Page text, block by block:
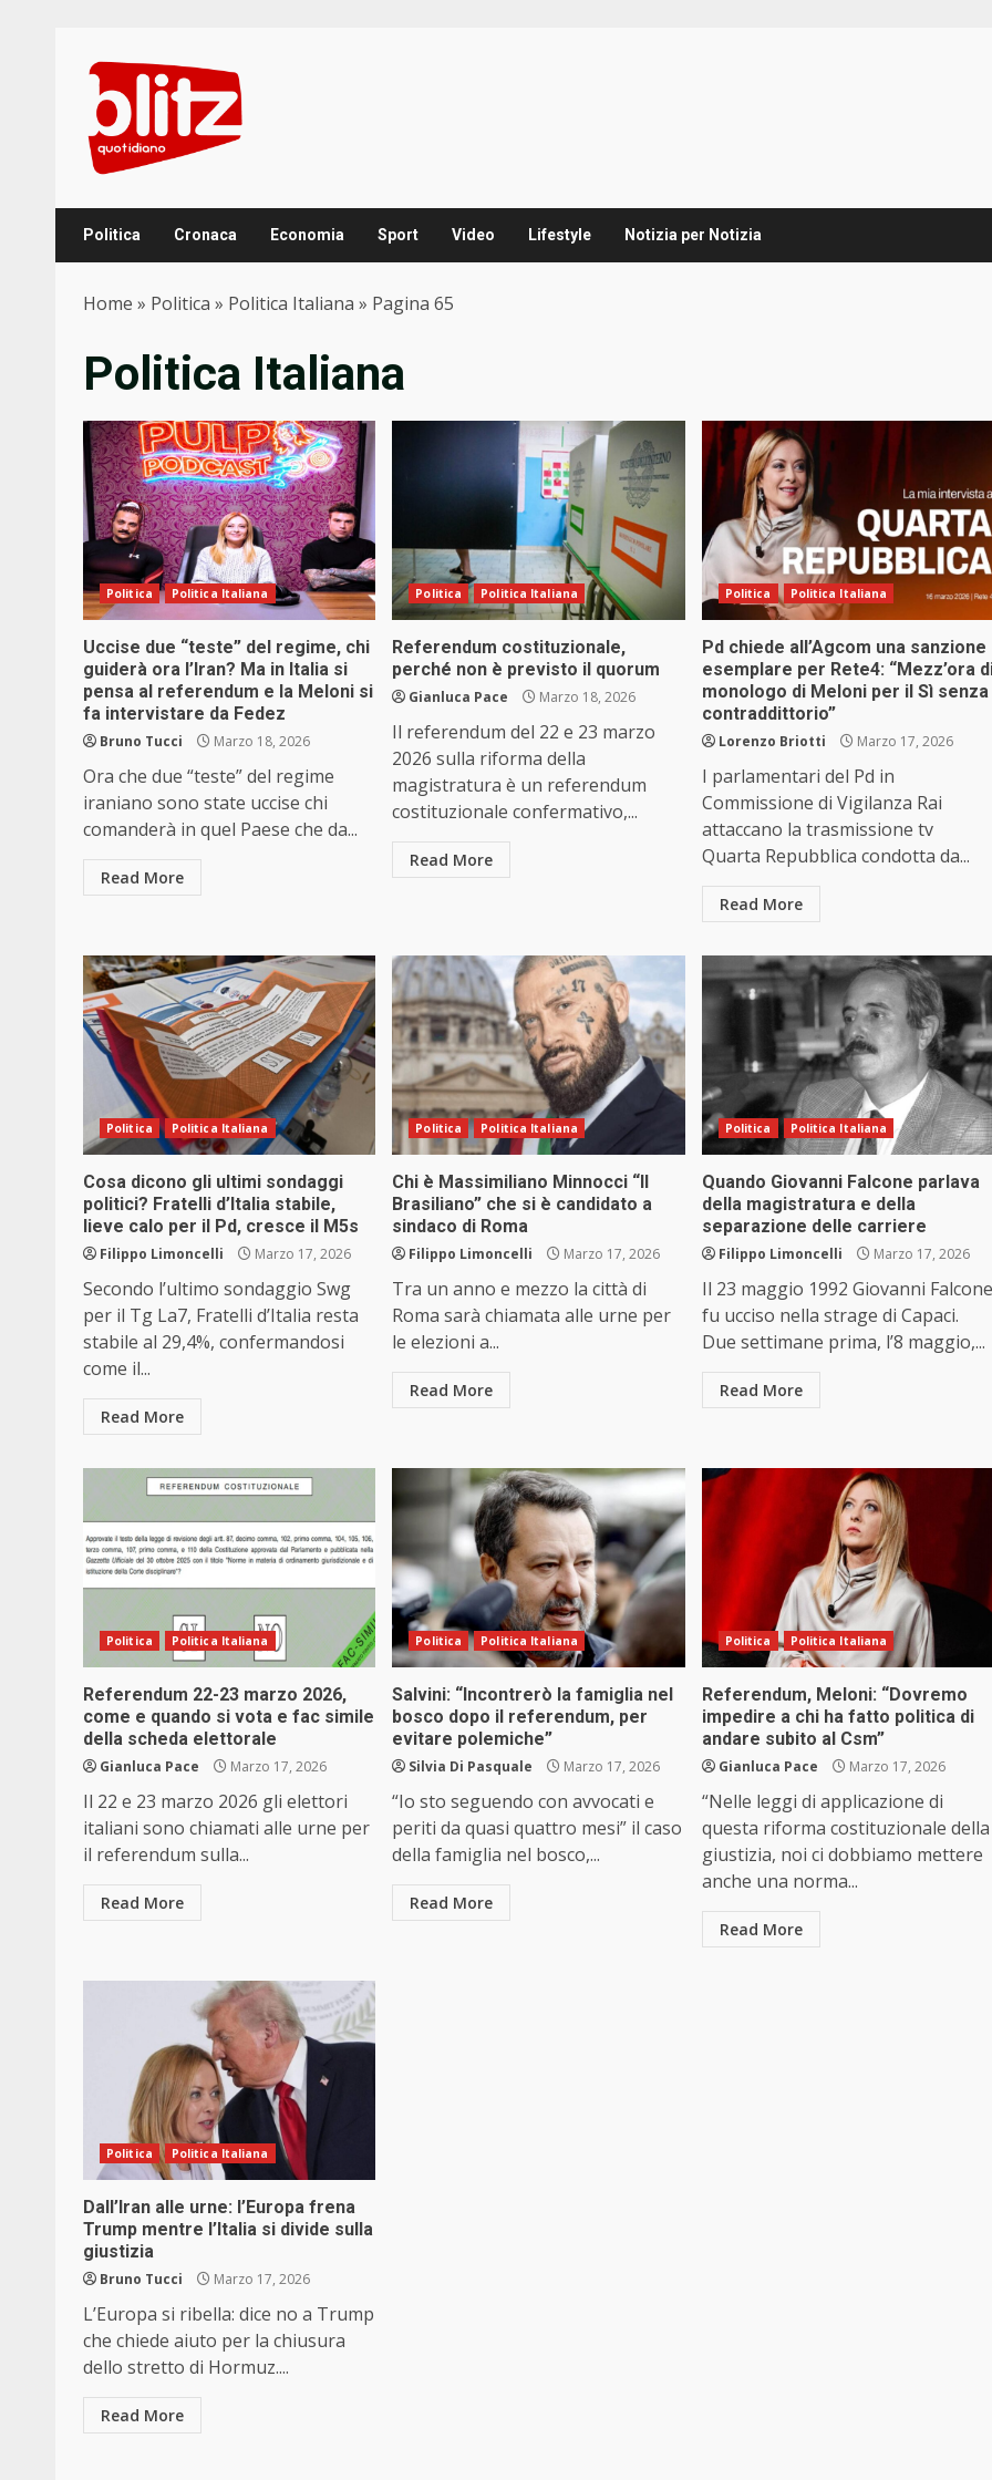
content
Politica Cronaca Economia Sport Video Lifestyle Notizia per Notizia
Home » Politica » Politica Italiana » Pagina 65
Politica Italiana
Politica Politica Italiana
Uccise due “teste” del regime, chi
guiderà ora l’Iran? Ma in Italia si
pensa al referendum e la Meloni si
fa intervistare da Fedez
Bruno Tucci Marzo 18, 2026
Ora che due “teste” del regime
iraniano sono state uccise chi
comanderà in quel Paese che da...
Read More
Politica Politica Italiana
Referendum costituzionale,
perché non è previsto il quorum
Gianluca Pace Marzo 18, 2026
Il referendum del 22 e 23 marzo
2026 sulla riforma della
magistratura è un referendum
costituzionale confermativo,...
Read More
Politica Politica Italiana
Pd chiede all’Agcom una sanzione
esemplare per Rete4: “Mezz’ora
monologo di Meloni per il Sì senza
contraddittorio”
Lorenzo Briotti Marzo 17, 2026
I parlamentari del Pd in
Commissione di Vigilanza Rai
attaccano la trasmissione tv
Quarta Repubblica condotta da...
Read More
Politica Politica Italiana
Cosa dicono gli ultimi sondaggi
politici? Fratelli d’Italia stabile,
lieve calo per il Pd, cresce il M5s
Filippo Limoncelli Marzo 17, 2026
Secondo l’ultimo sondaggio Swg
per il Tg La7, Fratelli d’Italia resta
stabile al 29,4%, confermandosi
come il...
Read More
Politica Politica Italiana
Chi è Massimiliano Minnocci “Il
Brasiliano” che si è candidato a
sindaco di Roma
Filippo Limoncelli Marzo 17, 2026
Tra un anno e mezzo la città di
Roma sarà chiamata alle urne per
le elezioni a...
Read More
Politica Politica Italiana
Quando Giovanni Falcone parlava
della magistratura e della
separazione delle carriere
Filippo Limoncelli Marzo 17, 2026
Il 23 maggio 1992 Giovanni Falcone
fu ucciso nella strage di Capaci.
Due settimane prima, l’8 maggio,...
Read More
Politica Politica Italiana
Referendum 22-23 marzo 2026,
come e quando si vota e fac simile
della scheda elettorale
Gianluca Pace Marzo 17, 2026
Il 22 e 23 marzo 2026 gli elettori
italiani sono chiamati alle urne per
il referendum sulla...
Read More
Politica Politica Italiana
Salvini: “Incontrerò la famiglia nel
bosco dopo il referendum, per
evitare polemiche”
Silvia Di Pasquale Marzo 17, 2026
“Io sto seguendo con avvocati e
periti da quasi quattro mesi” il caso
della famiglia nel bosco,...
Read More
Politica Politica Italiana
Referendum, Meloni: “Dovremo
impedire a chi ha fatto politica di
andare subito al Csm”
Gianluca Pace Marzo 17, 2026
“Nelle leggi di applicazione di
questa riforma costituzionale della
giustizia, noi ci dobbiamo mettere
anche una norma...
Read More
Politica Politica Italiana
Dall’Iran alle urne: l’Europa frena
Trump mentre l’Italia si divide sulla
giustizia
Bruno Tucci Marzo 17, 2026
L’Europa si ribella: dice no a Trump
che chiede aiuto per la chiusura
dello stretto di Hormuz....
Read More